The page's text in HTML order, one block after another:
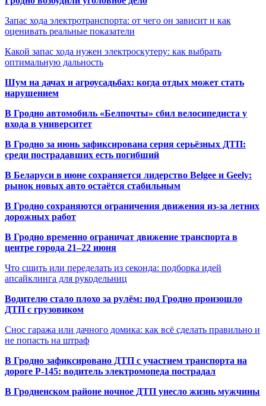
Запас хода электротранспорта: от чего он зависит и как
оценивать реальные показатели
Какой запас хода нужен электроскутеру: как выбрать
оптимальную дальность
Шум на дачах и агроусадьбах: когда отдых может стать
нарушением
В Гродно автомобиль «Белпочты» сбил велосипедиста у
входа в университет
В Гродно за июнь зафиксирована серия серьёзных ДТП:
среди пострадавших есть погибший
В Беларуси в июне сохраняется лидерство Belgee и Geely:
рынок новых авто остаётся стабильным
В Гродно сохраняются ограничения движения из-за летних
дорожных работ
В Гродно временно ограничат движение транспорта в
центре города 21–22 июня
Что сшить или переделать из секонда: подборка идей
апсайклинга для рукодельниц
Водителю стало плохо за рулём: под Гродно произошло
ДТП с грузовиком
Снос гаража или дачного домика: как всё сделать правильно и
не попасть на штраф
В Гродно зафиксировано ДТП с участием транспорта на
дороге Р-145: водитель электромопеда пострадал
В Гродненском районе ночное ДТП унесло жизнь мужчины